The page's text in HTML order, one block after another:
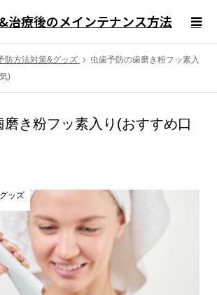
治療後のメインテナンス方法
防方法対策&グッズ
虫歯予防の歯磨き粉フッ素入
)
磨き粉フッ素入り(おすすめ口
ッズ